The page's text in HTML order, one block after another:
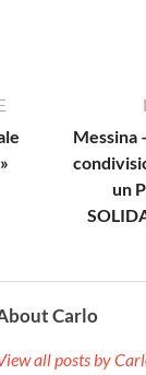
Messina
un
Carlo
all posts by